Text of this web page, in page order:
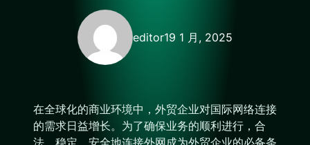
editor19 1 月, 2025
在全球化的商业环境中，外贸企业对国际网络连接
的需求日益增长。为了确保业务的顺利进行，合
法、稳定、安全地连接外网成为外贸企业的必备条